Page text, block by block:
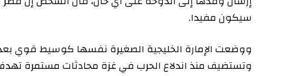
سيكون مفيدا.
ووضعت الإمارة الخليجية الصغيرة نفسها كوسيط قوي
وتستضيف منذ اندلاع الحرب في غزة محادثات مستمرة